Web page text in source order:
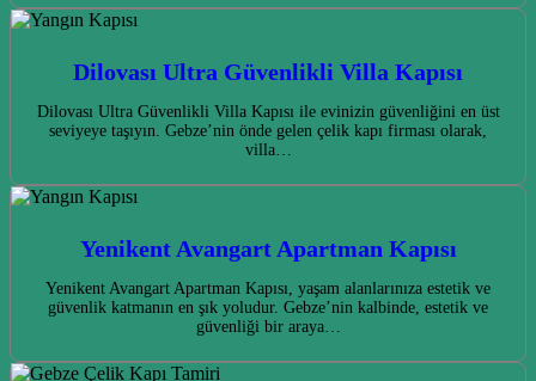
Dilovası Ultra Güvenlikli Villa Kapısı
Dilovası Ultra Güvenlikli Villa Kapısı ile evinizin güvenliğini en üst
seviyeye taşıyın. Gebze’nin önde gelen çelik kapı firması olarak,
villa…
Yenikent Avangart Apartman Kapısı
Yenikent Avangart Apartman Kapısı, yaşam alanlarınıza estetik ve
güvenlik katmanın en şık yoludur. Gebze’nin kalbinde, estetik ve
güvenliği bir araya…